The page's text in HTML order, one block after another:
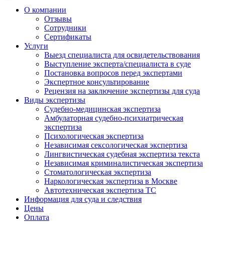
О компании
Отзывы
Сотрудники
Сертификаты
Услуги
Выезд специалиста для освидетельствования
Выступление эксперта/специалиста в суде
Постановка вопросов перед экспертами
Экспертное консультирование
Рецензия на заключение экспертизы для суда
Виды экспертизы
Судебно-медицинская экспертиза
Амбулаторная судебно-психиатрическая
экспертиза
Психологическая экспертиза
Независимая сексологическая экспертиза
Лингвистическая судебная экспертиза текста
Независимая криминалистическая экспертиза
Стоматологическая экспертиза
Наркологическая экспертиза в Москве
Автотехническая экспертиза ТС
Информация для суда и следствия
Цены
Оплата